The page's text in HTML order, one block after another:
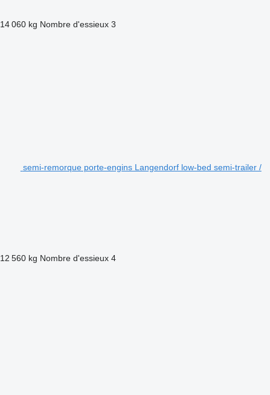
14 060 kg Nombre d'essieux 3
semi-remorque porte-engins Langendorf low-bed semi-trailer /
12 560 kg Nombre d'essieux 4